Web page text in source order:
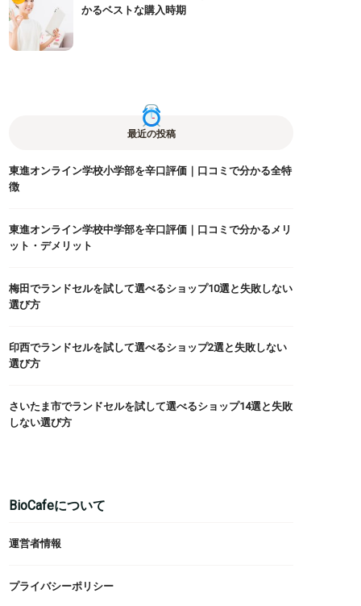
かるベストな購入時期
最近の投稿
東進オンライン学校小学部を辛口評価｜口コミで分かる全特
徴
東進オンライン学校中学部を辛口評価｜口コミで分かるメリ
ット・デメリット
梅田でランドセルを試して選べるショップ10選と失敗しない
選び方
印西でランドセルを試して選べるショップ2選と失敗しない
選び方
さいたま市でランドセルを試して選べるショップ14選と失敗
しない選び方
BioCafeについて
運営者情報
プライバシーポリシー